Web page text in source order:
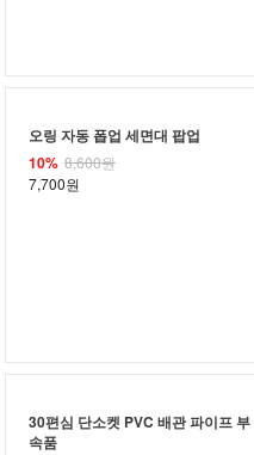
오링 자동 폽업 세면대 팝업
10% 8,600원
7,700원
30편심 단소켓 PVC 배관 파이프 부
속품